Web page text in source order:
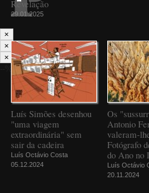
Revelação
29.01.2025
Luís Simões desenhou
"uma viagem
extraordinária" sem
sair da cadeira
Luís Octávio Costa
05.12.2024
Os
Antonio
valeram-
Fotógrafo
do Ano no
Luís Octávio
20.11.2024
×
×
×
--%>